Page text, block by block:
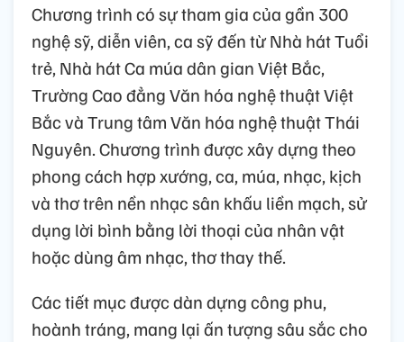
Chương trình có sự tham gia của gần 300
nghệ sỹ, diễn viên, ca sỹ đến từ Nhà hát Tuổi
trẻ, Nhà hát Ca múa dân gian Việt Bắc,
Trường Cao đẳng Văn hóa nghệ thuật Việt
Bắc và Trung tâm Văn hóa nghệ thuật Thái
Nguyên. Chương trình được xây dựng theo
phong cách hợp xướng, ca, múa, nhạc, kịch
và thơ trên nền nhạc sân khấu liền mạch, sử
dụng lời bình bằng lời thoại của nhân vật
hoặc dùng âm nhạc, thơ thay thế.
Các tiết mục được dàn dựng công phu,
hoành tráng, mang lại ấn tượng sâu sắc cho